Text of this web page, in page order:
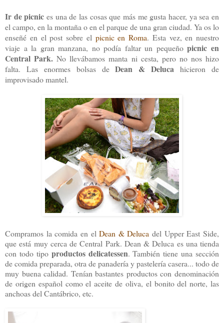
Ir de picnic es una de las cosas que más me gusta hacer, ya sea en
el campo, en la montaña o en el parque de una gran ciudad. Ya os lo
enseñé en el post sobre el picnic en Roma. Esta vez, en nuestro
viaje a la gran manzana, no podía faltar un pequeñopicnic en
Central Park.No llevábamos manta ni cesta, pero no nos hizo
falta. Las enormes bolsas deDean & Deluca hicieron de
improvisado mantel.
Compramos la comida en elDean & Deluca del Upper East Side,
que está muy cerca de Central Park. Dean & Deluca es una tienda
con todo tipo productos delicatessen. También tiene una sección
de comida preparada, otra de panadería y pastelería casera... todo de
muy buena calidad. Tenían bastantes productos con denominación
de origen español como el aceite de oliva, el bonito del norte, las
anchoas del Cantábrico, etc.